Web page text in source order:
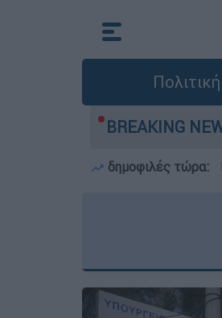
Πολιτική
BREAKING
στο Πόρτο Γερμανό
δημοφιλές τώρα: